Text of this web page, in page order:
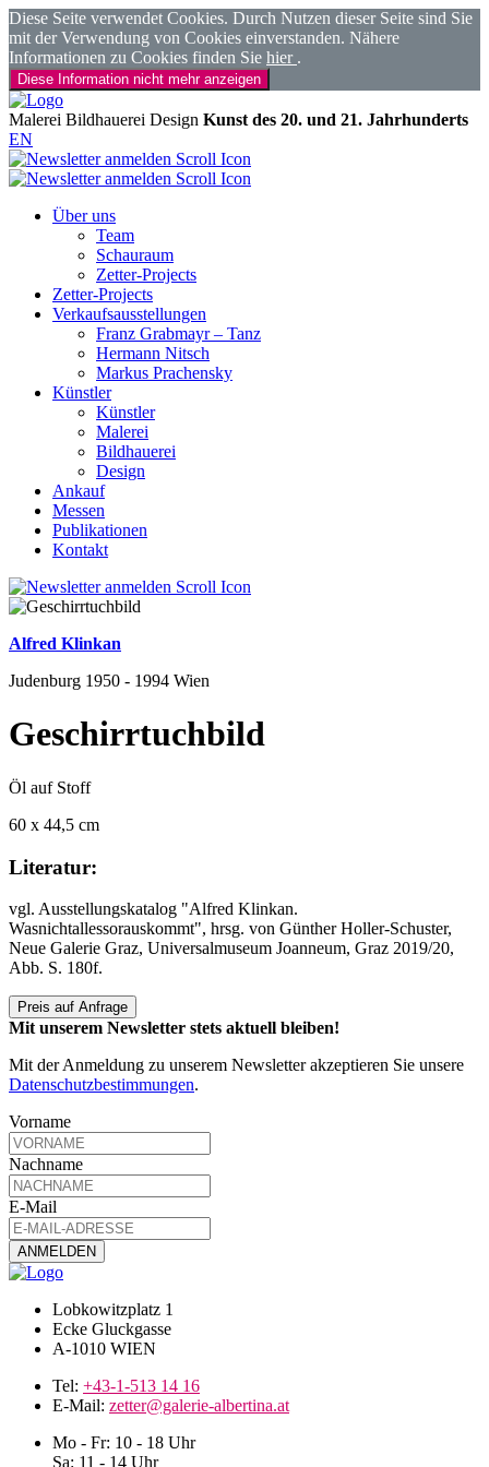
Diese Seite verwendet Cookies. Durch Nutzen dieser Seite sind Sie
mit der Verwendung von Cookies einverstanden. Nähere
Informationen zu Cookies finden Sie hier .
Diese Information nicht mehr anzeigen
Malerei Bildhauerei Design Kunst des 20. und 21. Jahrhunderts
EN
Über uns
Team
Schauraum
Zetter-Projects
Zetter-Projects
Verkaufsausstellungen
Franz Grabmayr – Tanz
Hermann Nitsch
Markus Prachensky
Künstler
Künstler
Malerei
Bildhauerei
Design
Ankauf
Messen
Publikationen
Kontakt
Alfred Klinkan
Judenburg 1950 - 1994 Wien
Geschirrtuchbild
Öl auf Stoff
60 x 44,5 cm
Literatur:
vgl. Ausstellungskatalog "Alfred Klinkan.
Wasnichtallessorauskommt", hrsg. von Günther Holler-Schuster,
Neue Galerie Graz, Universalmuseum Joanneum, Graz 2019/20,
Abb. S. 180f.
Preis auf Anfrage
Mit unserem Newsletter stets aktuell bleiben!
Mit der Anmeldung zu unserem Newsletter akzeptieren Sie unsere
Datenschutzbestimmungen.
Vorname
Nachname
E-Mail
Lobkowitzplatz 1
Ecke Gluckgasse
A-1010 WIEN
Tel: +43-1-513 14 16
E-Mail: zetter@galerie-albertina.at
Mo - Fr: 10 - 18 Uhr
Sa: 11 - 14 Uhr